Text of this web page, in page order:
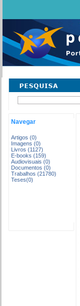
Navegar
Artigos (0)
Imagens (0)
Livros (1127)
E-books (159)
Audiovisuais (0)
Documentos (0)
Trabalhos (21780)
Teses(0)